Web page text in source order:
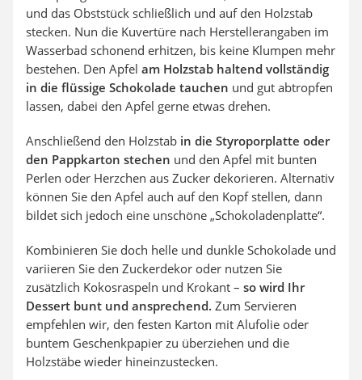
und das Obststück schließlich und auf den Holzstab
stecken. Nun die Kuvertüre nach Herstellerangaben im
Wasserbad schonend erhitzen, bis keine Klumpen mehr
bestehen. Den Apfel am Holzstab haltend vollständig
in die flüssige Schokolade tauchen und gut abtropfen
lassen, dabei den Apfel gerne etwas drehen.
Anschließend den Holzstab in die Styroporplatte oder
den Pappkarton stechen und den Apfel mit bunten
Perlen oder Herzchen aus Zucker dekorieren. Alternativ
können Sie den Apfel auch auf den Kopf stellen, dann
bildet sich jedoch eine unschöne „Schokoladenplatte“.
Kombinieren Sie doch helle und dunkle Schokolade und
variieren Sie den Zuckerdekor oder nutzen Sie
zusätzlich Kokosraspeln und Krokant – so wird Ihr
Dessert bunt und ansprechend. Zum Servieren
empfehlen wir, den festen Karton mit Alufolie oder
buntem Geschenkpapier zu überziehen und die
Holzstäbe wieder hineinzustecken.